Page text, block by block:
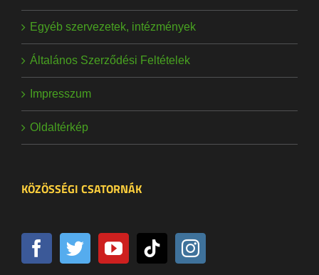
Egyéb szervezetek, intézmények
Általános Szerződési Feltételek
Impresszum
Oldaltérkép
KÖZÖSSÉGI CSATORNÁK